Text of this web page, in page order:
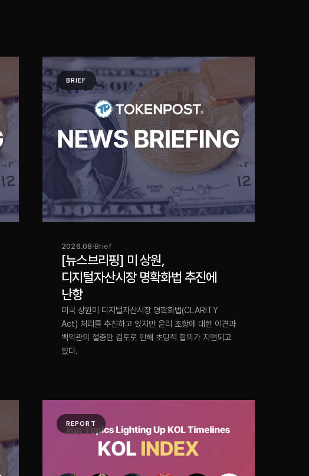
BRIEF
2026.08 Brief
[뉴스브리핑] 미 상원,
디지털자산시장 명확화법 추진에
난항
미국 상원이 디지털자산시장 명확화법(CLARITY
Act) 처리를 추진하고 있지만 윤리 조항에 대한 이견과
백악관의 절충안 검토로 인해 초당적 합의가 지연되고
있다.
REPORT